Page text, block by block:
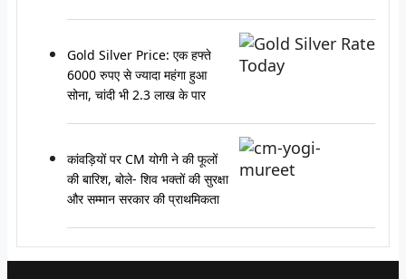
Gold Silver Price: एक हफ्ते
6000 रुपए से ज्यादा महंगा हुआ
सोना, चांदी भी 2.3 लाख के पार
कांवड़ियों पर CM योगी ने की फूलों
की बारिश, बोले- शिव भक्तों की सुरक्षा
और सम्मान सरकार की प्राथमिकता